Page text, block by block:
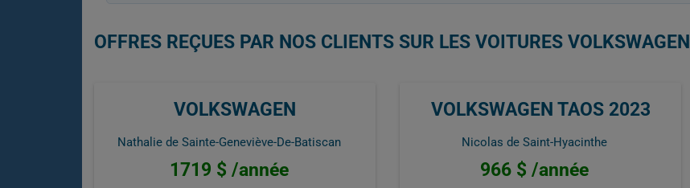
OFFRES REÇUES PAR NOS CLIENTS SUR LES VOITURES VOLKSWAGEN
VOLKSWAGEN
Nathalie de Sainte-Geneviève-De-Batiscan
1719 $ /année
VOLKSWAGEN TAOS 2023
Nicolas de Saint-Hyacinthe
966 $ /année